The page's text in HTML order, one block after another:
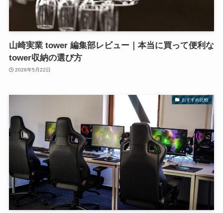
山崎実業 tower 編集部レビュー｜本当に買って便利な
tower収納の選び方
2026年5月22日
おすすめ比較